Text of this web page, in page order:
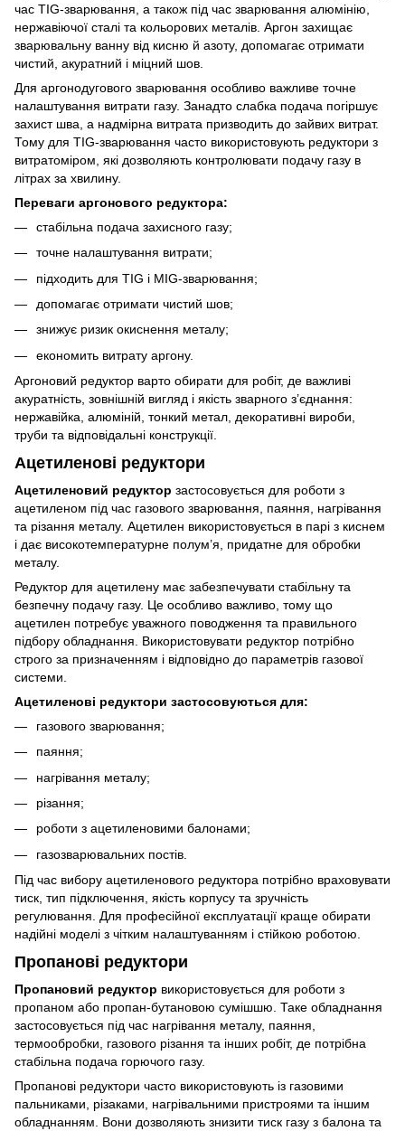
час TIG-зварювання, а також під час зварювання алюмінію,
нержавіючої сталі та кольорових металів. Аргон захищає
зварювальну ванну від кисню й азоту, допомагає отримати
чистий, акуратний і міцний шов.
Для аргонодугового зварювання особливо важливе точне
налаштування витрати газу. Занадто слабка подача погіршує
захист шва, а надмірна витрата призводить до зайвих витрат.
Тому для TIG-зварювання часто використовують редуктори з
витратоміром, які дозволяють контролювати подачу газу в
літрах за хвилину.
Переваги аргонового редуктора:
стабільна подача захисного газу;
точне налаштування витрати;
підходить для TIG і MIG-зварювання;
допомагає отримати чистий шов;
знижує ризик окиснення металу;
економить витрату аргону.
Аргоновий редуктор варто обирати для робіт, де важливі
акуратність, зовнішній вигляд і якість зварного з’єднання:
нержавійка, алюміній, тонкий метал, декоративні вироби,
труби та відповідальні конструкції.
Ацетиленові редуктори
Ацетиленовий редуктор застосовується для роботи з
ацетиленом під час газового зварювання, паяння, нагрівання
та різання металу. Ацетилен використовується в парі з киснем
і дає високотемпературне полум’я, придатне для обробки
металу.
Редуктор для ацетилену має забезпечувати стабільну та
безпечну подачу газу. Це особливо важливо, тому що
ацетилен потребує уважного поводження та правильного
підбору обладнання. Використовувати редуктор потрібно
строго за призначенням і відповідно до параметрів газової
системи.
Ацетиленові редуктори застосовуються для:
газового зварювання;
паяння;
нагрівання металу;
різання;
роботи з ацетиленовими балонами;
газозварювальних постів.
Під час вибору ацетиленового редуктора потрібно враховувати
тиск, тип підключення, якість корпусу та зручність
регулювання. Для професійної експлуатації краще обирати
надійні моделі з чітким налаштуванням і стійкою роботою.
Пропанові редуктори
Пропановий редуктор використовується для роботи з
пропаном або пропан-бутановою сумішшю. Таке обладнання
застосовується під час нагрівання металу, паяння,
термообробки, газового різання та інших робіт, де потрібна
стабільна подача горючого газу.
Пропанові редуктори часто використовують із газовими
пальниками, різаками, нагрівальними пристроями та іншим
обладнанням. Вони дозволяють знизити тиск газу з балона та